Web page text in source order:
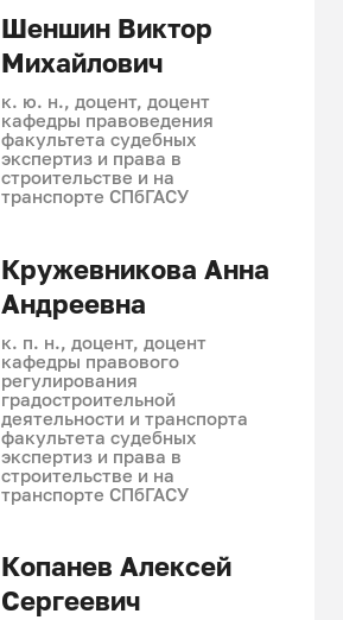
Шеншин Виктор
Михайлович
к. ю. н., доцент, доцент
кафедры правоведения
факультета судебных
экспертиз и права в
строительстве и на
транспорте СПбГАСУ
Кружевникова Анна
Андреевна
к. п. н., доцент, доцент
кафедры правового
регулирования
градостроительной
деятельности и транспорта
факультета судебных
экспертиз и права в
строительстве и на
транспорте СПбГАСУ
Копанев Алексей
Сергеевич